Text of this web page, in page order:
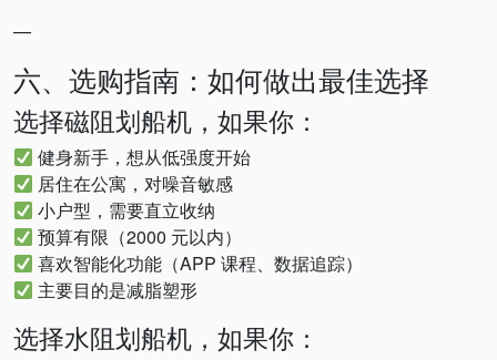
—
六、选购指南：如何做出最佳选择
选择磁阻划船机，如果你：
健身新手，想从低强度开始
居住在公寓，对噪音敏感
小户型，需要直立收纳
预算有限（2000 元以内）
喜欢智能化功能（APP 课程、数据追踪）
主要目的是减脂塑形
选择水阻划船机，如果你：